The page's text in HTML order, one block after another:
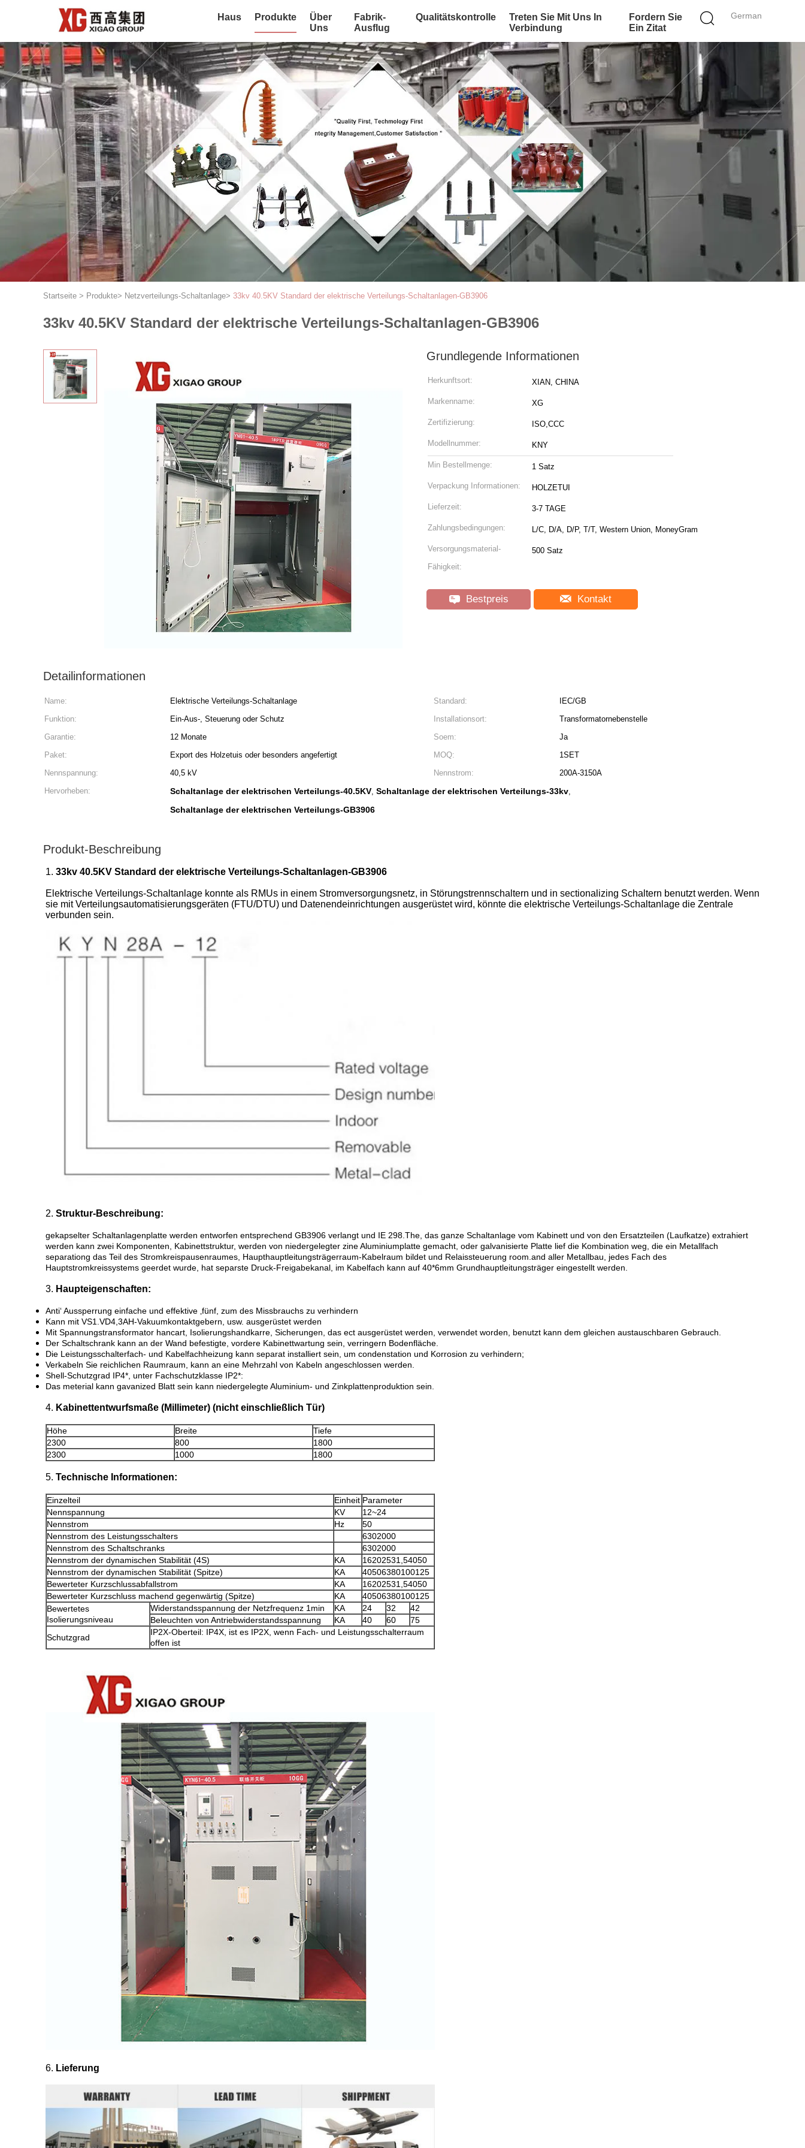
German
Haus Produkte
Über
Uns
Fabrik-
Ausflug
Qualitätskontrolle
Treten Sie Mit Uns In
Verbindung
Fordern Sie
Ein Zitat
Startseite > Produkte> Netzverteilungs-Schaltanlage> 33kv 40.5KV Standard der elektrische Verteilungs-Schaltanlagen-GB3906
33kv 40.5KV Standard der elektrische Verteilungs-Schaltanlagen-GB3906
Grundlegende Informationen
Herkunftsort: XIAN, CHINA
Markenname: XG
Zertifizierung: ISO,CCC
Modellnummer: KNY
Min Bestellmenge: 1 Satz
Verpackung Informationen: HOLZETUI
Lieferzeit: 3-7 TAGE
Zahlungsbedingungen: L/C, D/A, D/P, T/T, Western Union, MoneyGram
Versorgungsmaterial-
Fähigkeit:
500 Satz
Bestpreis Kontakt
Detailinformationen
Name: Elektrische Verteilungs-Schaltanlage Standard:
IEC/GB
Funktion:
Ein-Aus-, Steuerung oder Schutz Installationsort:
Transformatornebenstelle
Garantie:
12 Monate Soem:
Ja
Paket:
Export des Holzetuis oder besonders angefertigt MOQ:
1SET
Nennspannung:
40,5 kV Nennstrom:
200A-3150A
Hervorheben:
Schaltanlage der elektrischen Verteilungs-40.5KV, Schaltanlage der elektrischen Verteilungs-33kv,
Schaltanlage der elektrischen Verteilungs-GB3906
Produkt-Beschreibung
1. 33kv 40.5KV Standard der elektrische Verteilungs-Schaltanlagen-GB3906
Elektrische Verteilungs-Schaltanlage konnte als RMUs in einem Stromversorgungsnetz, in Störungstrennschaltern und in sectionalizing Schaltern benutzt werden. Wenn
sie mit Verteilungsautomatisierungsgeräten (FTU/DTU) und Datenendeinrichtungen ausgerüstet wird, könnte die elektrische Verteilungs-Schaltanlage die Zentrale
verbunden sein.
2. Struktur-Beschreibung:
gekapselter Schaltanlagenplatte werden entworfen entsprechend GB3906 verlangt und IE 298.The, das ganze Schaltanlage vom Kabinett und von den Ersatzteilen (Laufkatze) extrahiert
werden kann zwei Komponenten, Kabinettstruktur, werden von niedergelegter zine Aluminiumplatte gemacht, oder galvanisierte Platte lief die Kombination weg, die ein Metallfach
separationg das Teil des Stromkreispausenraumes, Haupthauptleitungsträgerraum-Kabelraum bildet und Relaissteuerung room.and aller Metallbau, jedes Fach des
Hauptstromkreissystems geerdet wurde, hat separste Druck-Freigabekanal, im Kabelfach kann auf 40*6mm Grundhauptleitungsträger eingestellt werden.
3. Haupteigenschaften:
Anti‘ Aussperrung einfache und effektive ‚fünf, zum des Missbrauchs zu verhindern
Kann mit VS1.VD4,3AH-Vakuumkontaktgebern, usw. ausgerüstet werden
Mit Spannungstransformator hancart, Isolierungshandkarre, Sicherungen, das ect ausgerüstet werden, verwendet worden, benutzt kann dem gleichen austauschbaren Gebrauch.
Der Schaltschrank kann an der Wand befestigte, vordere Kabinettwartung sein, verringern Bodenfläche.
Die Leistungsschalterfach- und Kabelfachheizung kann separat installiert sein, um condenstation und Korrosion zu verhindern;
Verkabeln Sie reichlichen Raumraum, kann an eine Mehrzahl von Kabeln angeschlossen werden.
Shell-Schutzgrad IP4*, unter Fachschutzklasse IP2*:
Das meterial kann gavanized Blatt sein kann niedergelegte Aluminium- und Zinkplattenproduktion sein.
4. Kabinettentwurfsmaße (Millimeter) (nicht einschließlich Tür)
Höhe Breite
Tiefe
2300
800
1800
2300
1000 1800
5. Technische Informationen:
Einzelteil Einheit Parameter
Nennspannung
KV
12~24
Nennstrom
Hz
50
Nennstrom des Leistungsschalters
6302000
Nennstrom des Schaltschranks
6302000
Nennstrom der dynamischen Stabilität (4S)
KA
16202531,54050
Nennstrom der dynamischen Stabilität (Spitze)
KA
40506380100125
Bewerteter Kurzschlussabfallstrom
KA
16202531,54050
Bewerteter Kurzschluss machend gegenwärtig (Spitze)
KA
40506380100125
Bewertetes
Isolierungsniveau
Widerstandsspannung der Netzfrequenz 1min KA 24 32
42
Beleuchten von Antriebwiderstandsspannung
KA 40 60
75
Schutzgrad
IP2X-Oberteil: IP4X, ist es IP2X, wenn Fach- und Leistungsschalterraum
offen ist
6. Lieferung